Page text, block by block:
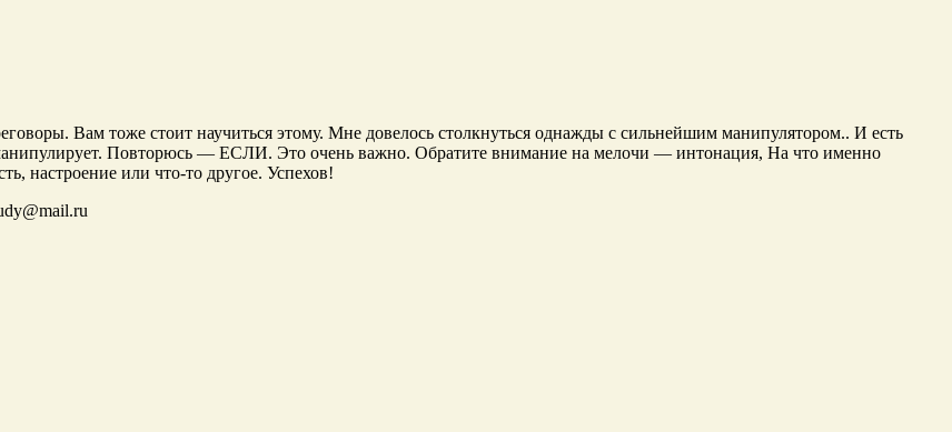
Вам тоже стоит научиться этому. Мне довелось столкнуться однажды с сильнейшим манипулятором.. И есть
Повторюсь — ЕСЛИ. Это очень важно. Обратите внимание на мелочи — интонация, На что именно
настроение или что-то другое. Успехов!